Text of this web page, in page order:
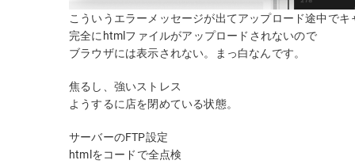
こういうエラーメッセージが出てアップロード途中でキ
完全にhtmlファイルがアップロードされないので
ブラウザには表示されない。まっ白なんです。
焦るし、強いストレス
ようするに店を閉めている状態。
サーバーのFTP設定
htmlをコードで全点検